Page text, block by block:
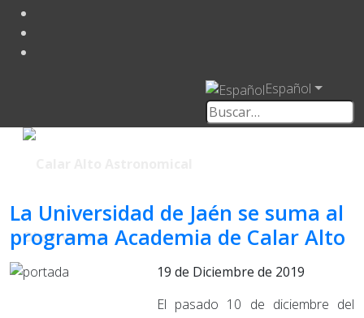
Español
La Universidad de Jaén se suma al
programa Academia de Calar Alto
19 de Diciembre de 2019
El pasado 10 de diciembre del